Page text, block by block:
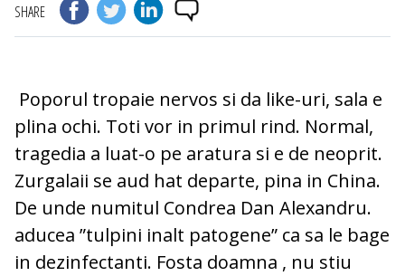
SHARE
Poporul tropaie nervos si da like-uri, sala e
plina ochi. Toti vor in primul rind. Normal,
tragedia a luat-o pe aratura si e de neoprit.
Zurgalaii se aud hat departe, pina in China.
De unde numitul Condrea Dan Alexandru.
aducea ”tulpini inalt patogene” ca sa le bage
in dezinfectanti. Fosta doamna , nu stiu